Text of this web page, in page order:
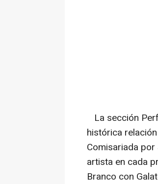
La sección
histórica
Comisariada
artista en cada
Branco con